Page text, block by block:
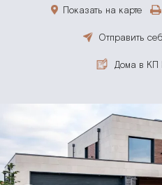
Показать на карте
Отправить
Дома в КП